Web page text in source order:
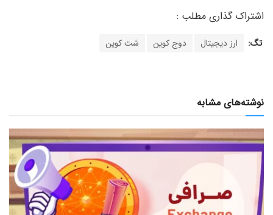
تگ: ارز دیجیتال دوج کوین شت کوین
نوشته‌های مشابه